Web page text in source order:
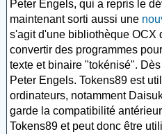
Peter Engels, qui a repris le
maintenant sorti aussi une
s'agit d'une bibliothèque OCX
convertir des programmes
texte et binaire "tokénisé".
Peter Engels. Tokens89 est
ordinateurs, notamment
garde la compatibilité
Tokens89 et peut donc être